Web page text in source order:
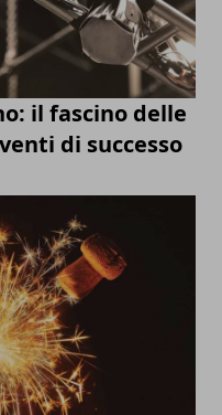
il fascino delle
di successo